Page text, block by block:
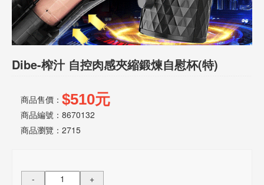
發
說
明
Dibe-榨汁 自控肉感夾縮鍛煉自慰杯(特)
商品售價： $510元
商品編號：8670132
商品瀏覽： 2715
-
+